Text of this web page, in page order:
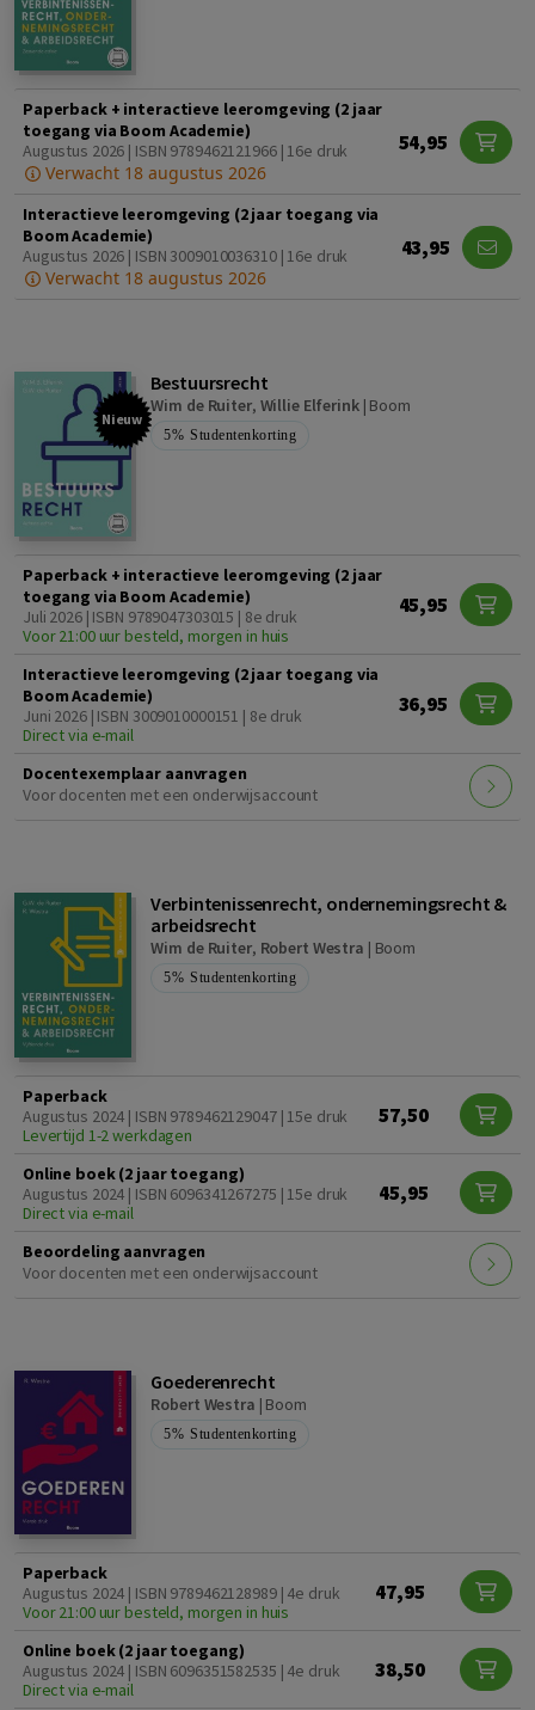
Paperback + interactieve leeromgeving (2 jaar
toegang via Boom Academie)
Augustus 2026 | ISBN 9789462121966 | 16e druk
Verwacht 18 augustus 2026
54,95
Interactieve leeromgeving (2 jaar toegang via
Boom Academie)
Augustus 2026 | ISBN 3009010036310 | 16e druk
Verwacht 18 augustus 2026
43,95
Nieuw
Bestuursrecht
Wim de Ruiter, Willie Elferink| Boom
5% Studentenkorting
Paperback + interactieve leeromgeving (2 jaar
toegang via Boom Academie)
Juli 2026 | ISBN 9789047303015 | 8e druk
Voor 21:00 uur besteld, morgen in huis
45,95
Interactieve leeromgeving (2 jaar toegang via
Boom Academie)
Juni 2026 | ISBN 3009010000151 | 8e druk
Direct via e-mail
36,95
Docentexemplaar aanvragen
Voor docenten met een onderwijsaccount
Verbintenissenrecht, ondernemingsrecht &
arbeidsrecht
Wim de Ruiter, Robert Westra | Boom
5% Studentenkorting
Paperback
Augustus 2024 | ISBN 9789462129047 | 15e druk
Levertijd 1-2 werkdagen
57,50
Online boek (2 jaar toegang)
Augustus 2024 | ISBN 6096341267275 | 15e druk
Direct via e-mail
45,95
Beoordeling aanvragen
Voor docenten met een onderwijsaccount
Goederenrecht
Robert Westra | Boom
5% Studentenkorting
Paperback
Augustus 2024 | ISBN 9789462128989 | 4e druk
Voor 21:00 uur besteld, morgen in huis
47,95
Online boek (2 jaar toegang)
Augustus 2024 | ISBN 6096351582535 | 4e druk
Direct via e-mail
38,50